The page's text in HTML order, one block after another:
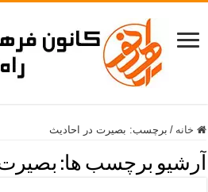
خانه / برچسب: بصیرت در احادیث
آرشیو برچسب ها: